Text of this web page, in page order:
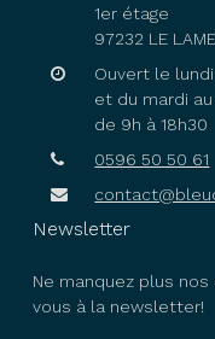
1er étage
97232 LE
Ouvert le lundi
et du mardi
de 9h à 18h30
0596 50 50 61
Newsletter
Ne manquez plus
vous à la newsletter!